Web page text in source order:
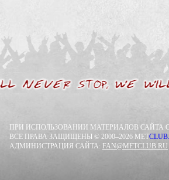
ПРИ ИСПОЛЬЗОВАНИИ МАТЕРИАЛОВ САЙТА
ВСЕ ПРАВА ЗАЩИЩЕНЫ © 2000–2026 METCLUB.
АДМИНИСТРАЦИЯ САЙТА: FAN@METCLUB.RU